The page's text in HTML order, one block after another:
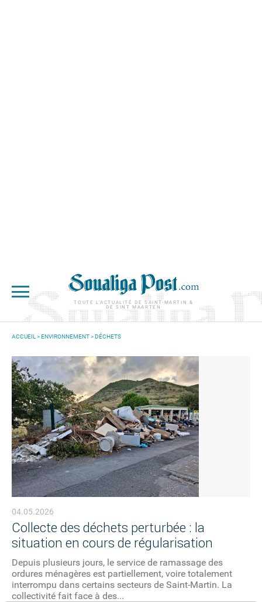
TOUTE L'ACTUALITÉ DE SAINT-MARTIN &
DE SINT MAARTEN
ACCUEIL >ENVIRONNEMENT>DÉCHETS
04.05.2026
Collecte des déchets perturbée : la
situation en cours de régularisation
Depuis plusieurs jours, le service de ramassage des
ordures ménagères est partiellement, voire totalement
interrompu dans certains secteurs de Saint-Martin. La
collectivité fait face à des...